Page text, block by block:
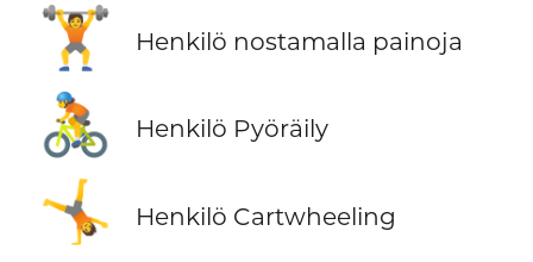
🏋️ Henkilö nostamalla painoja
🚴 Henkilö Pyöräily
🤸 Henkilö Cartwheeling